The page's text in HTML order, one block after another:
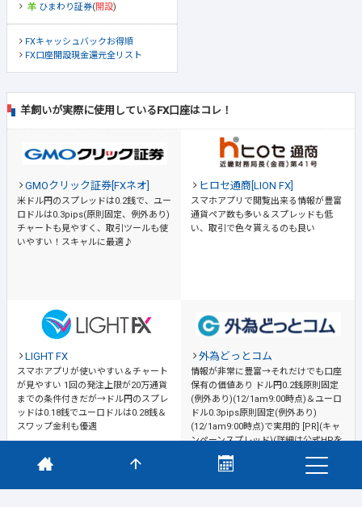
ひまわり証券(開設)
FXキャッシュバックお得順
FX口座開設現金還元全リスト
羊飼いが実際に使用しているFX口座はコレ！
GMOクリック証券[FXネオ]
米ドル円のスプレッドは0.2銭で、ユー
ロドルは0.3pips(原則固定、例外あり)
チャートも見やすく、取引ツールも使
いやすい！スキャルに最適♪
ヒロセ通商[LION FX]
スマホアプリで閲覧出来る情報が豊富
通貨ペア数も多い＆スプレッドも低
い、取引で色々貰えるのも良い
LIGHT FX
スマホアプリが使いやすい＆チャート
が見やすい 1回の発注上限が20万通貨
までの条件付きだが→ドル円のスプレ
ッドは0.18銭でユーロドルは0.28銭＆
スワップ金利も優遇
外為どっとコム
情報が非常に豊富→それだけでも口座
保有の価値あり
ドル円0.2銭原則固定
(例外あり)(12/1am9:00時点)＆ユーロ
ドル0.3pips原則固定(例外あり)
(12/1am9:00時点)で実用的 [PR](キャ
ンペーンスプレッド)(詳細は公式HPを
ご確認ください)